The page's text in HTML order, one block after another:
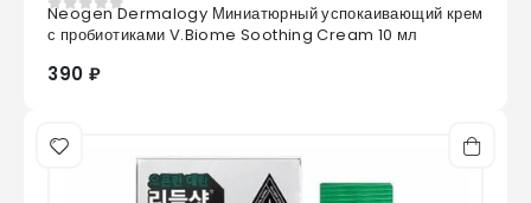
0из 5
Neogen Dermalogy Миниатюрный успокаивающий крем
с пробиотиками V.Biome Soothing Cream 10 мл
390 ₽